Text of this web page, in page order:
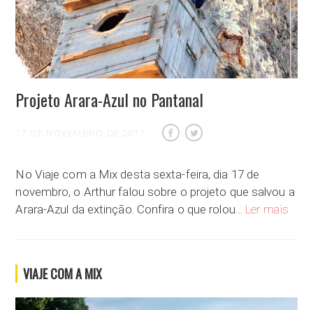
Projeto Arara-Azul no Pantanal
17 DE NOVEMBRO DE 2017
No Viaje com a Mix desta sexta-feira, dia 17 de
novembro, o Arthur falou sobre o projeto que salvou a
Arara-Azul da extinção. Confira o que rolou… Ler mais
VIAJE COM A MIX